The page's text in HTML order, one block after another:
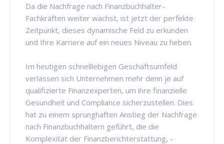
Da die Nachfrage nach Finanzbuchhalter-
Fachkräften weiter wächst, ist jetzt der perfekte
Zeitpunkt, dieses dynamische Feld zu erkunden
und Ihre Karriere auf ein neues Niveau zu heben.
Im heutigen schnelllebigen Geschäftsumfeld
verlassen sich Unternehmen mehr denn je auf
qualifizierte Finanzexperten, um ihre finanzielle
Gesundheit und Compliance sicherzustellen. Dies
hat zu einem sprunghaften Anstieg der Nachfrage
nach Finanzbuchhaltern geführt, die die
Komplexität der Finanzberichterstattung, -